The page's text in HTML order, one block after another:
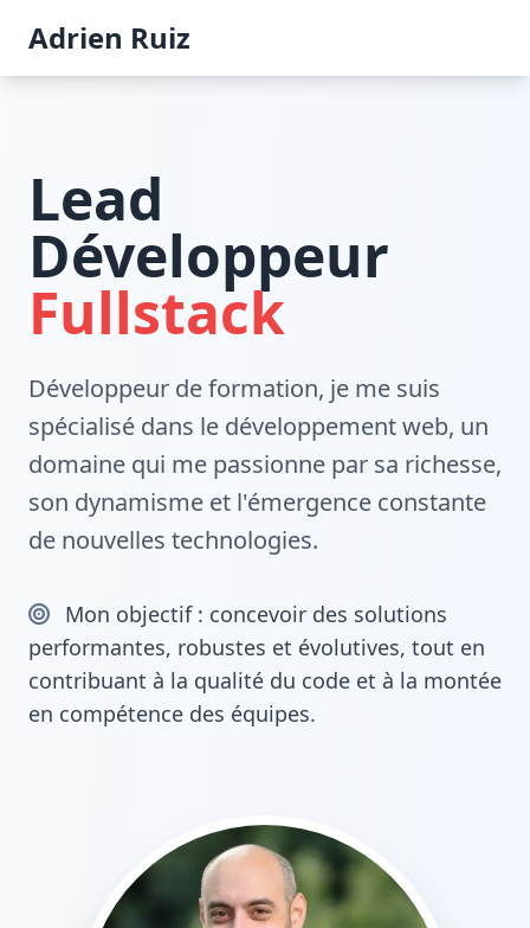
Adrien Ruiz
Lead
Développeur
Fullstack
Développeur de formation, je me suis
spécialisé dans le développement web, un
domaine qui me passionne par sa richesse,
son dynamisme et l'émergence constante
de nouvelles technologies.
Mon objectif : concevoir des solutions
performantes, robustes et évolutives, tout en
contribuant à la qualité du code et à la montée
en compétence des équipes.